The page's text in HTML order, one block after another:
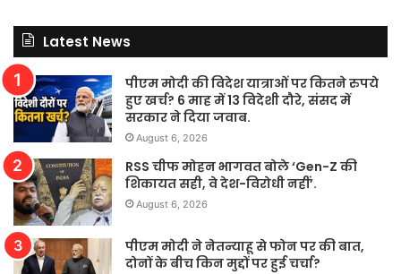
Latest News
पीएम मोदी की विदेश यात्राओं पर कितने रुपये
हुए खर्च? 6 माह में 13 विदेशी दौरे, संसद में
सरकार ने दिया जवाब.
August 6, 2026
RSS चीफ मोहन भागवत बोले ‘Gen-Z की
शिकायत सही, वे देश-विरोधी नहीं’.
August 6, 2026
पीएम मोदी ने नेतन्याहू से फोन पर की बात,
दोनों के बीच किन मुद्दों पर हुई चर्चा?